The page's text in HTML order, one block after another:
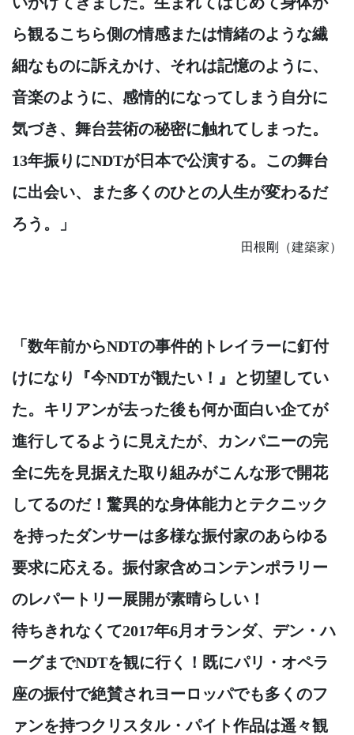
ら観るこちら側の情感または情緒のような繊
細なものに訴えかけ、それは記憶のように、
音楽のように、感情的になってしまう自分に
気づき、舞台芸術の秘密に触れてしまった。
13年振りにNDTが日本で公演する。この舞台
に出会い、また多くのひとの人生が変わるだ
ろう。」
田根剛（建築家）
「数年前からNDTの事件的トレイラーに釘付
けになり『今NDTが観たい！』と切望してい
た。キリアンが去った後も何か面白い企てが
進行してるように見えたが、カンパニーの完
全に先を見据えた取り組みがこんな形で開花
してるのだ！驚異的な身体能力とテクニック
を持ったダンサーは多様な振付家のあらゆる
要求に応える。振付家含めコンテンポラリー
のレパートリー展開が素晴らしい！
待ちきれなくて2017年6月オランダ、デン・ハ
ーグまでNDTを観に行く！既にパリ・オペラ
座の振付で絶賛されヨーロッパでも多くのフ
ァンを持つクリスタル・パイト作品は遥々観